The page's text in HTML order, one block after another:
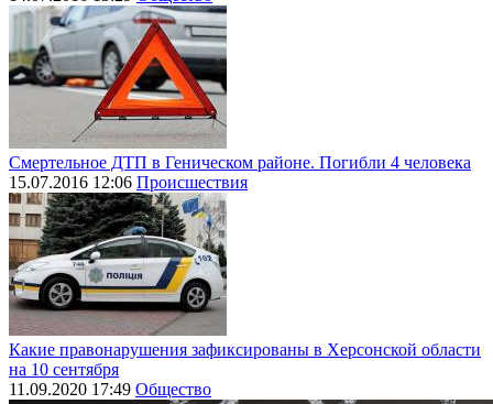
Смертельное ДТП в Геническом районе. Погибли 4 человека
15.07.2016 12:06 Происшествия
Какие правонарушения зафиксированы в Херсонской области
на 10 сентября
11.09.2020 17:49 Общество